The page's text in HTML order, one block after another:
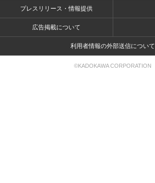
プレスリリース・情報提供
広告掲載について
利用者情報の外部送信について
©KADOKAWA CORPORATION